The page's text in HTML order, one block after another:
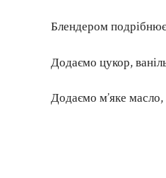
Блендером
Додаємо цукор,
Додаємо м’яке